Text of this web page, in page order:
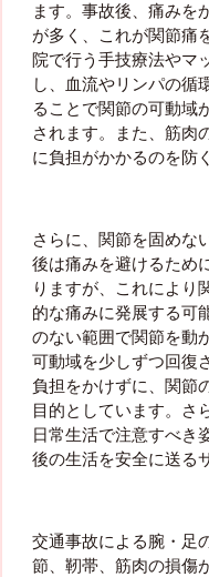
ます。事故後、痛みを
が多く、これが関節痛
院で行う手技療法やマ
し、血流やリンパの循
ることで関節の可動域
されます。また、筋肉
に負担がかかるのを防
さらに、関節を固めな
後は痛みを避けるため
りますが、これにより
的な痛みに発展する可
のない範囲で関節を動
可動域を少しずつ回復
負担をかけずに、関節
目的としています。さ
日常生活で注意すべき
後の生活を安全に送る
交通事故による腕・足
節、靭帯、筋肉の損傷